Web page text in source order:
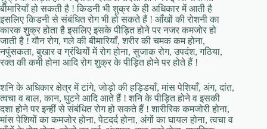
बीमारियाँ हो सकती है ! किडनी भी शुक्र के ही अधिकार में आती है
इसलिए किडनी से संबंधित रोग भी हो सकते हैं ! आँखों की रोशनी का
कारक शुक्र होता है इसलिए इसके पीड़ित होने पर नजर कमजोर हो
जाती है ! यौन रोग, गले की बीमारियाँ, शरीर की चमक कम होना,
नपुंसकता, बुखार व ग्रंथियों में रोग होना, सुजाक रोग, उपदंश, गठिया,
रक्त की कमी होना आदि रोग शुक्र के पीड़ित होने पर होते हैं !
शनि के अधिकार क्षेत्र में टांगे, जोड़ो की हड्डियाँ, मांस पेशियाँ, अंग, दांत,
त्वचा व बाल, कान, घुटने आदि आते हैं ! शनि के पीड़ित होने व इसकी
दशा होने पर इन्हीं से संबंधित रोग हो सकते हैं ! शारीरिक कमजोरी होना,
मांस पेशियों का कमजोर होना, पेटदर्द होना, अंगों का घायल होना, त्वचा व